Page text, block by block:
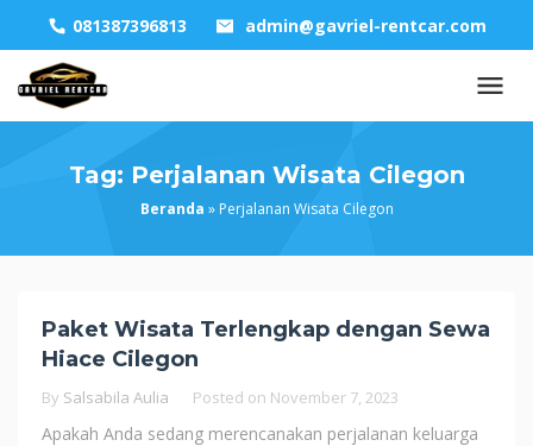
content
081387396813 admin@gavriel-rentcar.com
Tag: Perjalanan Wisata Cilegon
Beranda » Perjalanan Wisata Cilegon
Paket Wisata Terlengkap dengan Sewa
Hiace Cilegon
By Salsabila Aulia Posted on November 7, 2023
Apakah Anda sedang merencanakan perjalanan keluarga